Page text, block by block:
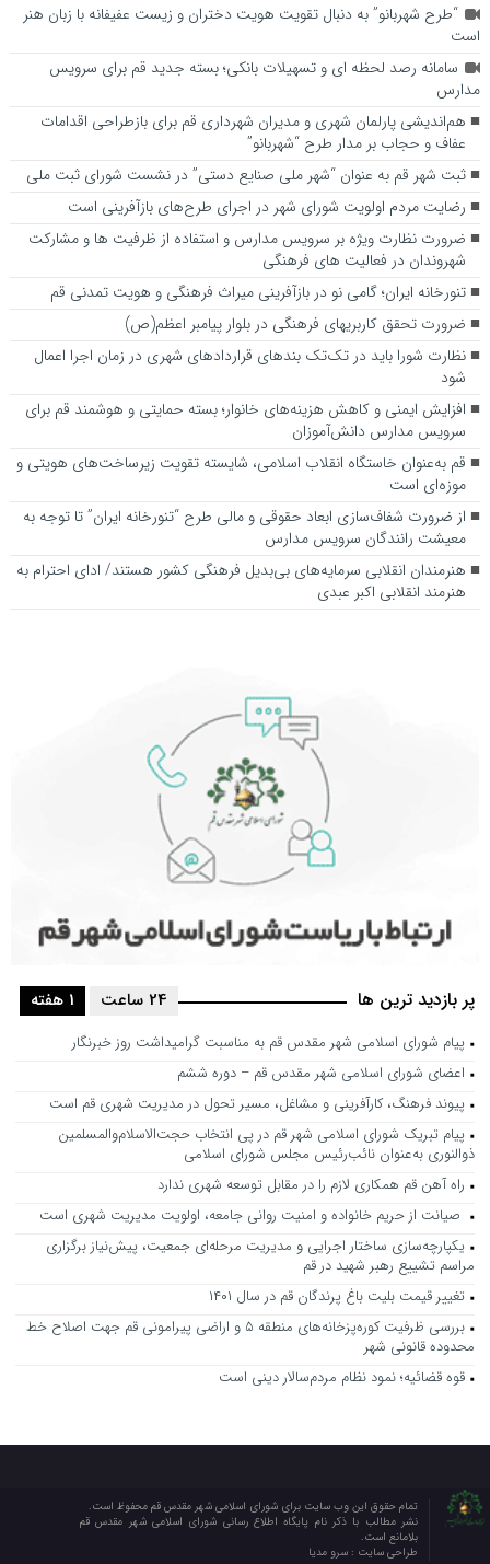
“طرح شهربانو” به دنبال تقویت هویت دختران و زیست عفیفانه با زبان هنر
است
سامانه رصد لحظه ای و تسهیلات بانکی؛ بسته جدید قم برای سرویس
مدارس
هم‌اندیشی پارلمان شهری و مدیران شهرداری قم برای بازطراحی اقدامات
عفاف و حجاب بر مدار طرح “شهربانو”
ثبت شهر قم به عنوان “شهر ملی صنایع دستی” در نشست شورای ثبت ملی
رضایت مردم اولویت شورای شهر در اجرای طرح‌های بازآفرینی است
ضرورت نظارت ویژه بر سرویس مدارس و استفاده از ظرفیت ها و مشارکت
شهروندان در فعالیت های فرهنگی
تنورخانه ایران؛ گامی نو در بازآفرینی میراث فرهنگی و هویت تمدنی قم
ضرورت تحقق کاربری­های فرهنگی در بلوار پیامبر اعظم(ص)
نظارت شورا باید در تک‌تک بندهای قراردادهای شهری در زمان اجرا اعمال
شود
افزایش ایمنی و کاهش هزینه‌های خانوار؛ بسته حمایتی و هوشمند قم برای
سرویس مدارس دانش‌آموزان
قم به‌عنوان خاستگاه انقلاب اسلامی، شایسته تقویت زیرساخت‌های هویتی و
موزه‌ای است
از ضرورت شفاف‌سازی ابعاد حقوقی و مالی طرح “تنورخانه ایران” تا توجه به
معیشت رانندگان سرویس مدارس
هنرمندان انقلابی سرمایه‌های بی‌بدیل فرهنگی کشور هستند/ ادای احترام به
هنرمند انقلابی اکبر عبدی
پر بازدید ترین ها 1 هفته 24 ساعت
پیام شورای اسلامی شهر مقدس قم به مناسبت گرامیداشت روز خبرنگار
اعضای شورای اسلامی شهر مقدس قم – دوره ششم
پیوند فرهنگ، کارآفرینی و مشاغل، مسیر تحول در مدیریت شهری قم است
پیام تبریک شورای اسلامی شهر قم در پی انتخاب حجت‌الاسلام‌والمسلمین
ذوالنوری به‌عنوان نائب‌رئیس مجلس شورای اسلامی
راه آهن قم همکاری لازم را در مقابل توسعه شهری ندارد
صیانت از حریم خانواده و امنیت روانی جامعه، اولویت مدیریت شهری است
یکپارچه‌سازی ساختار اجرایی و مدیریت مرحله‌ای جمعیت، پیش‌نیاز برگزاری
مراسم تشییع رهبر شهید در قم
تغییر قیمت بلیت باغ پرندگان قم در سال ۱۴۰۱
بررسی ظرفیت کوره‌پزخانه‌های منطقه ۵ و اراضی پیرامونی قم جهت اصلاح خط
محدوده قانونی شهر
قوه قضائیه؛ نمود نظام مردم‌سالار دینی است
تمام حقوق این وب سایت برای شورای اسلامی شهر مقدس قم محفوظ است.
نشر مطالب با ذکر نام پایگاه اطلاع رسانی شورای اسلامی شهر مقدس قم
بلامانع است.
طراحی سایت : سرو مدیا